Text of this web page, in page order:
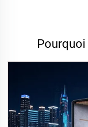
Pourquoi